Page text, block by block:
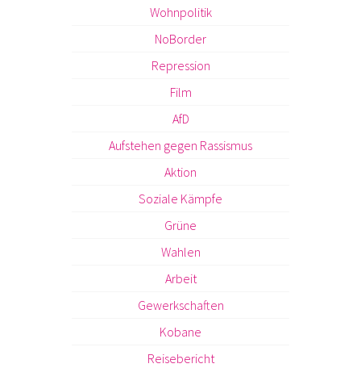
Wohnpolitik
NoBorder
Repression
Film
AfD
Aufstehen gegen Rassismus
Aktion
Soziale Kämpfe
Grüne
Wahlen
Arbeit
Gewerkschaften
Kobane
Reisebericht